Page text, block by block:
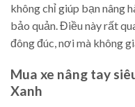
không chỉ giúp bạn nâng
bảo quản. Điều này rất
đông đúc, nơi mà không
Mua xe nâng tay
Xanh